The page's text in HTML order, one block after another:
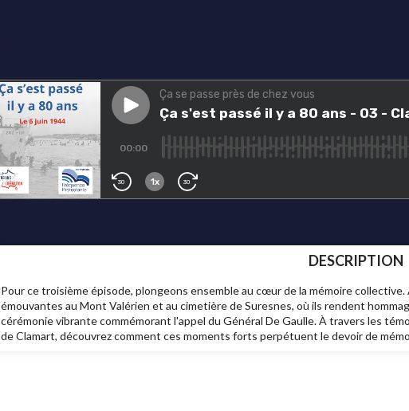
DESCRIPTION
Pour ce troisième épisode, plongeons ensemble au cœur de la mémoire
émouvantes au Mont Valérien et au cimetière de Suresnes, où ils rendent
cérémonie vibrante commémorant l'appel du Général De Gaulle. À travers les
de Clamart, découvrez comment ces moments forts perpétuent le devoir de